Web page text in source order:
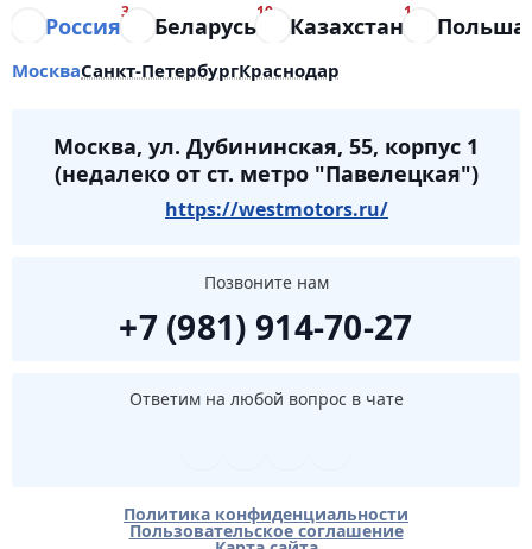
Россия
3
Беларусь
10
Казахстан
1
Польша
МоскваСанкт-ПетербургКраснодар
Москва, ул. Дубининская, 55, корпус 1
(недалеко от ст. метро "Павелецкая")
https://westmotors.ru/
Позвоните нам
+7 (981) 914-70-27
Ответим на любой вопрос в чате
Политика конфиденциальности
Пользовательское соглашение